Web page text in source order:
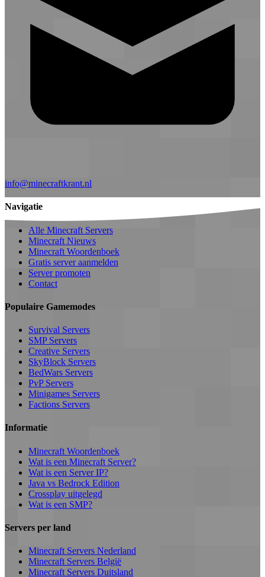
info@minecraftkrant.nl
Navigatie
Alle Minecraft Servers
Minecraft Nieuws
Minecraft Woordenboek
Gratis server aanmelden
Server promoten
Contact
Populaire Gamemodes
Survival Servers
SMP Servers
Creative Servers
SkyBlock Servers
BedWars Servers
PvP Servers
Minigames Servers
Factions Servers
Informatie
Minecraft Woordenboek
Wat is een Minecraft Server?
Wat is een Server IP?
Java vs Bedrock Edition
Crossplay uitgelegd
Wat is een SMP?
Servers per land
Minecraft Servers Nederland
Minecraft Servers België
Minecraft Servers Duitsland